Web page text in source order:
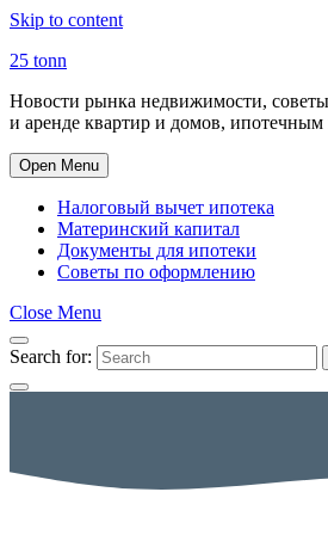
Skip to content
25 tonn
Новости рынка недвижимости,
и аренде квартир и домов,
Open Menu
Налоговый вычет ипотека
Материнский капитал
Документы для ипотеки
Советы по оформлению
Close Menu
Search for: